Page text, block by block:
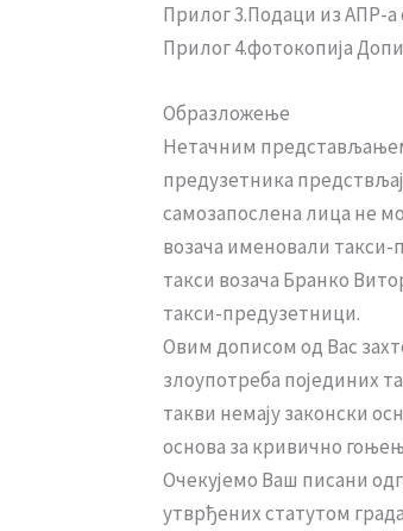
Прилог 3.Подаци из АПР-
Прилог 4.фотокопија
Образложење
Нетачним
предузетника
самозапослена лица не
возача именовали такси-
такси возача Бранко
такси-предузетници.
Овим дописом од Вас
злоупотреба појединих
такви немају законски
основа за кривично
Очекујемо Ваш писани
утврђених статутом